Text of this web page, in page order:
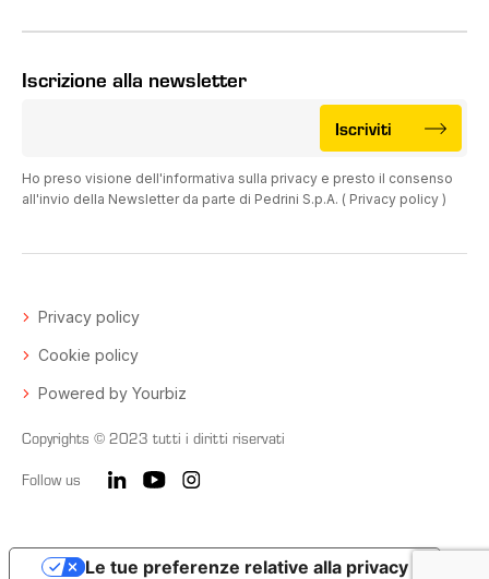
Iscrizione alla newsletter
Ho preso visione dell'informativa sulla privacy e presto il consenso
all'invio della Newsletter da parte di Pedrini S.p.A. ( Privacy policy )
Iscriviti
Privacy policy
Cookie policy
Powered by Yourbiz
Copyrights © 2023 tutti i diritti riservati
Follow us
Le tue preferenze relative alla privacy